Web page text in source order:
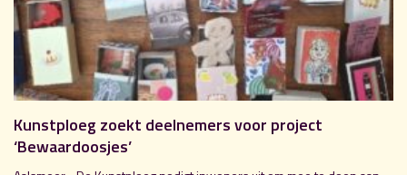
Kunstploeg zoekt deelnemers voor project
‘Bewaardoosjes’